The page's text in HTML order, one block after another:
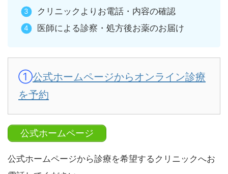
クリニックよりお電話・内容の確認
医師による診察・処方後お薬のお届け
①公式ホームページからオンライン診療
を予約
公式ホームページ
公式ホームページから診療を希望するクリニックへお